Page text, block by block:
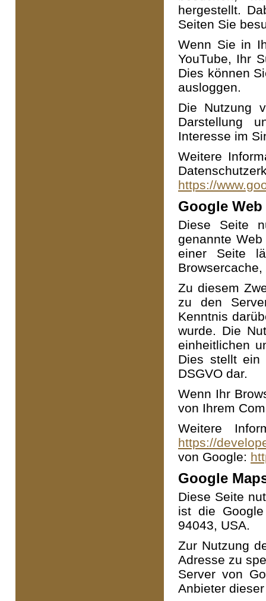
hergestellt.
Seiten Sie
Wenn Sie in
YouTube, Ihr
Dies können
ausloggen.
Die Nutzung
Darstellung
Interesse im
Weitere
https://
Google
Diese Seite
genannte
einer Seite
Zu diesem
zu den
Kenntnis
wurde. Die
einheitlichen
Dies stellt ein
DSGVO dar.
Wenn Ihr
von Ihrem
Weitere
https://
von Google:
Google
Diese Seite
ist die
94043, USA.
Zur Nutzung
Adresse zu
Server von
Anbieter